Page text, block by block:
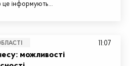
це інформують…
можливості
11:07